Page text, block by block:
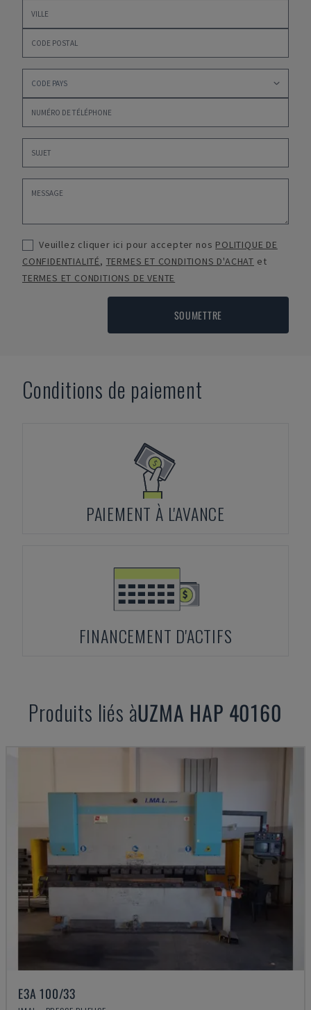
Veuillez cliquer ici pour accepter nos POLITIQUE DE
CONFIDENTIALITÉ, TERMES ET CONDITIONS D'ACHAT et
TERMES ET CONDITIONS DE VENTE
SOUMETTRE
Conditions de paiement
PAIEMENT À L'AVANCE
FINANCEMENT D'ACTIFS
Produits liés àUZMA HAP 40160
E3A 100/33